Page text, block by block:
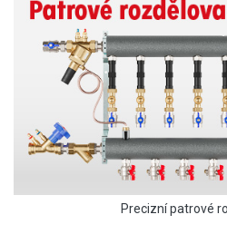
Precizní patrové